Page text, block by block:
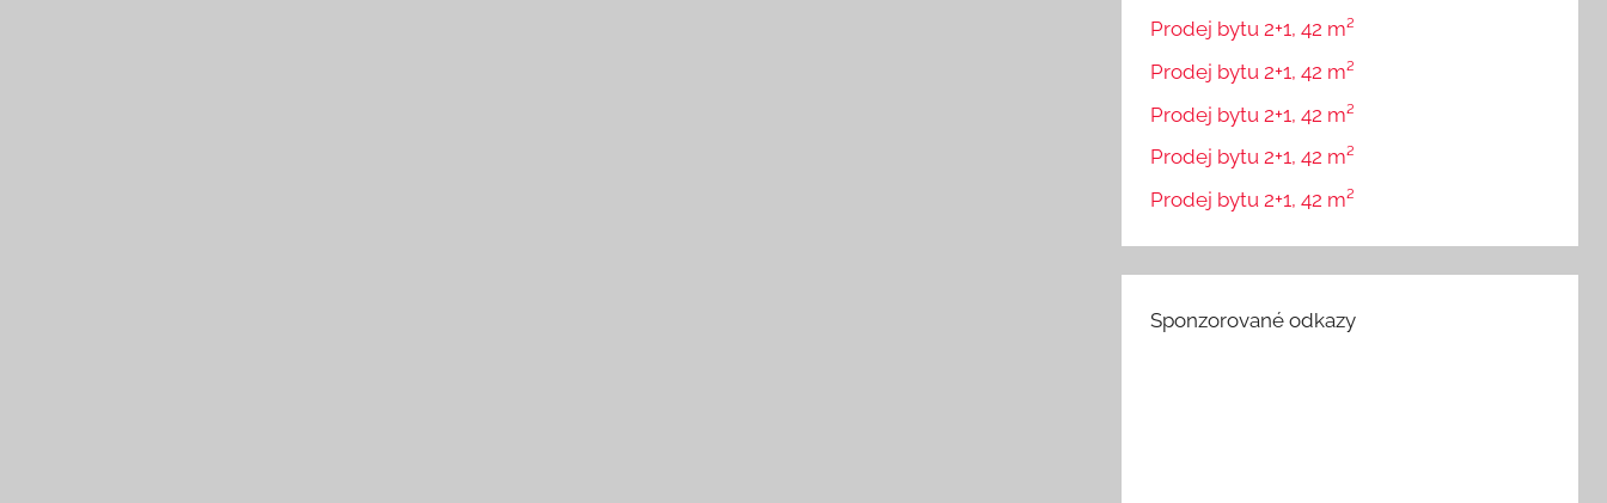
Prodej bytu 2+1, 42 m²
Prodej bytu 2+1, 42 m²
Prodej bytu 2+1, 42 m²
Prodej bytu 2+1, 42 m²
Prodej bytu 2+1, 42 m²
Sponzorované odkazy